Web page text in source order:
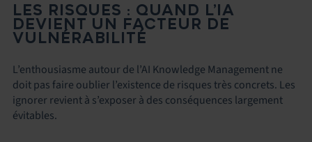
LES RISQUES : QUAND L’IA
DEVIENT UN FACTEUR DE
VULNÉRABILITÉ
L’enthousiasme autour de l’AI Knowledge Management ne
doit pas faire oublier l’existence de risques très concrets. Les
ignorer revient à s’exposer à des conséquences largement
évitables.